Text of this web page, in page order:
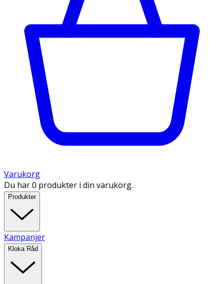
Varukorg
Du har 0 produkter i din varukorg.
Produkter
Kampanjer
Kloka Råd